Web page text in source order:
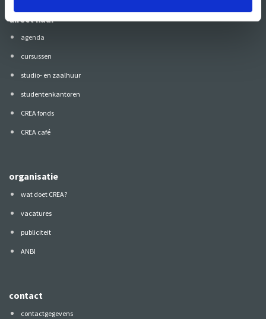
direct naar
agenda
cursussen
studio- en zaalhuur
studentenkantoren
CREA fonds
CREA café
organisatie
wat doet CREA?
vacatures
publiciteit
ANBI
contact
contactgegevens